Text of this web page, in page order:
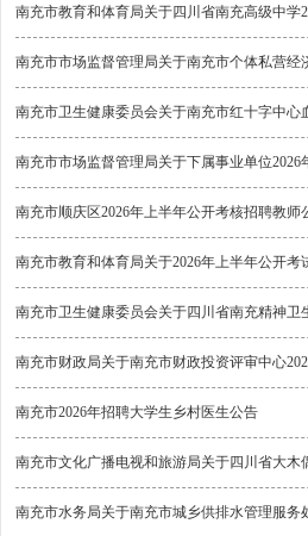
南充市教育和体育局关于四川省南充高级中学
南充市市场监督管理局关于南充市个体私营
南充市卫生健康委员会关于南充市红十字中
南充市市场监督管理局关于下属事业单位
南充市顺庆区2026年上半年公开考核招聘教师
南充市教育和体育局关于2026年上半年公开
南充市卫生健康委员会关于四川省南充精神
南充市财政局关于南充市财政投资评审中心
南充市2026年招聘大学生乡村医生公告
南充市文化广播电视和旅游局关于四川省大
南充市水务局关于南充市城乡供排水管理服